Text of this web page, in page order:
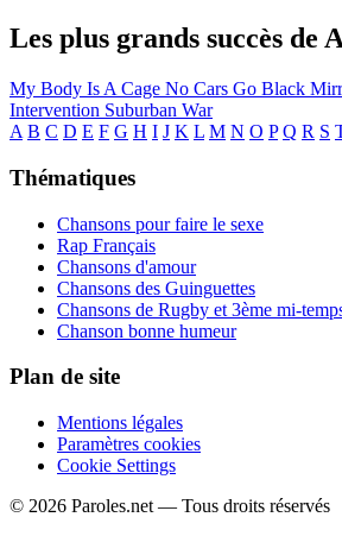
Les plus grands succès de
My Body Is A Cage No Cars Go Black
Intervention Suburban War
A B C D E F G H I J K L M N O P Q R S
Thématiques
Chansons pour faire le sexe
Rap Français
Chansons d'amour
Chansons des Guinguettes
Chansons de Rugby et 3ème mi-
Chanson bonne humeur
Plan de site
Mentions légales
Paramètres cookies
Cookie Settings
© 2026 Paroles.net — Tous droits réservés